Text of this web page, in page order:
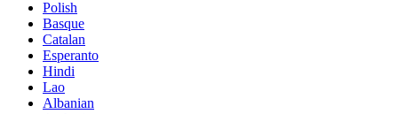
Polish
Basque
Catalan
Esperanto
Hindi
Lao
Albanian